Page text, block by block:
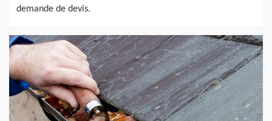
demande de devis.